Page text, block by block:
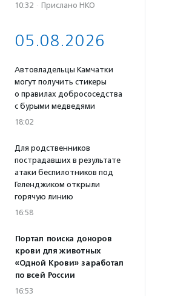
10:32 · Прислано НКО
05.08.2026
Автовладельцы Камчатки
могут получить стикеры
о правилах добрососедства
с бурыми медведями
18:02
Для родственников
пострадавших в результате
атаки беспилотников под
Геленджиком открыли
горячую линию
16:58
Портал поиска доноров
крови для животных
«Одной Крови» заработал
по всей России
16:53